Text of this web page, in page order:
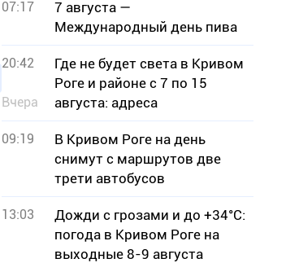
07:17
7 августа —
Международный день пива
20:42
Вчера
Где не будет света в Кривом
Роге и районе с 7 по 15
августа: адреса
09:19
В Кривом Роге на день
снимут с маршрутов две
трети автобусов
13:03
Дожди с грозами и до +34°С:
погода в Кривом Роге на
выходные 8-9 августа